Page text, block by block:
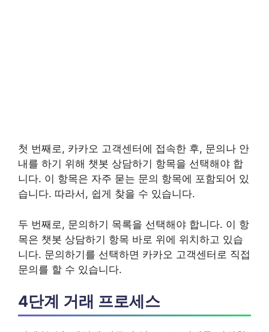
첫 번째로, 카카오 고객센터에 접속한 후, 문의나 안
내를 하기 위해 챗봇 상담하기 항목을 선택해야 합
니다. 이 항목은 자주 묻는 문의 항목에 포함되어 있
습니다. 따라서, 쉽게 찾을 수 있습니다.
두 번째로, 문의하기 목록을 선택해야 합니다. 이 항
목은 챗봇 상담하기 항목 바로 위에 위치하고 있습
니다. 문의하기를 선택하면 카카오 고객센터로 직접
문의를 할 수 있습니다.
4단계 거래 프로세스